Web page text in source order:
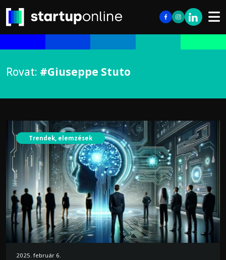
Rovat: #Giuseppe Stuto
Trendek, elemzések
2025. február 6.